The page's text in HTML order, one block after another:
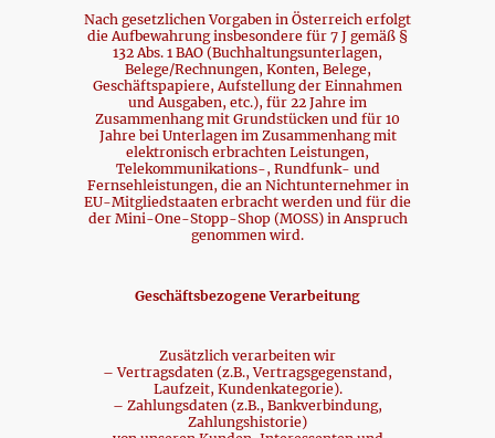
Nach gesetzlichen Vorgaben in Österreich erfolgt
die Aufbewahrung insbesondere für 7 J gemäß §
132 Abs. 1 BAO (Buchhaltungsunterlagen,
Belege/Rechnungen, Konten, Belege,
Geschäftspapiere, Aufstellung der Einnahmen
und Ausgaben, etc.), für 22 Jahre im
Zusammenhang mit Grundstücken und für 10
Jahre bei Unterlagen im Zusammenhang mit
elektronisch erbrachten Leistungen,
Telekommunikations-, Rundfunk- und
Fernsehleistungen, die an Nichtunternehmer in
EU-Mitgliedstaaten erbracht werden und für die
der Mini-One-Stopp-Shop (MOSS) in Anspruch
genommen wird.
Geschäftsbezogene Verarbeitung
Zusätzlich verarbeiten wir
– Vertragsdaten (z.B., Vertragsgegenstand,
Laufzeit, Kundenkategorie).
– Zahlungsdaten (z.B., Bankverbindung,
Zahlungshistorie)